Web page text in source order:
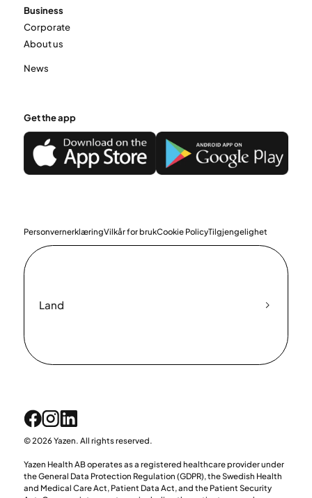
Business
Corporate
About us
News
Get the app
PersonvernerklæringVilkår for brukCookie PolicyTilgjengelighet
Land
© 2026 Yazen. All rights reserved.
Yazen Health AB operates as a registered healthcare provider under
the General Data Protection Regulation (GDPR), the Swedish Health
and Medical Care Act, Patient Data Act, and the Patient Security